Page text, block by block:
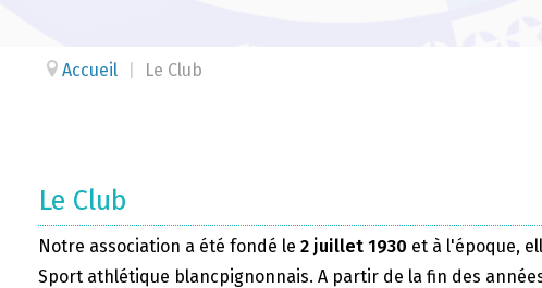
Accueil Le Club
Le Club
Notre association a été fondé le 2 juillet 1930 et à l'époque,
Sport athlétique blancpignonnais. A partir de la fin des